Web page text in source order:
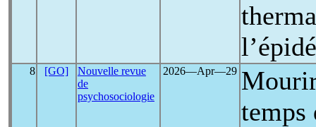
8 [GO]
Nouvelle revue
de
psychosociologie
2026―Apr―29